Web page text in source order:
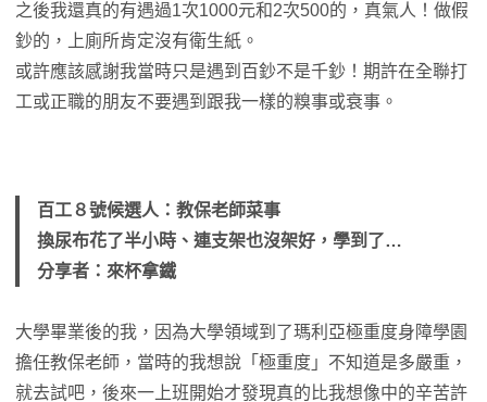
之後我還真的有遇過1次1000元和2次500的，真氣人！做假
鈔的，上廁所肯定沒有衛生紙。
或許應該感謝我當時只是遇到百鈔不是千鈔！期許在全聯打
工或正職的朋友不要遇到跟我一樣的糗事或衰事。
百工８號候選人：教保老師菜事
換尿布花了半小時、連支架也沒架好，學到了…
分享者：來杯拿鐵
大學畢業後的我，因為大學領域到了瑪利亞極重度身障學園
擔任教保老師，當時的我想說「極重度」不知道是多嚴重，
就去試吧，後來一上班開始才發現真的比我想像中的辛苦許